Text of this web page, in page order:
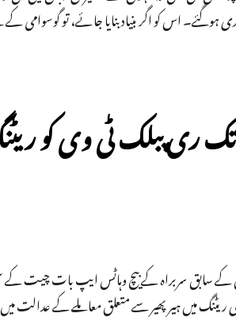
بری ہوگئے۔ اس کو اگر بنیاد بنایا جائے، تو
پبلک ٹی وی کو
سابق سربراہ کے بیچ وہاٹس ایپ بات چیت کے
ریٹنگ میں ہیرپھیر سے متعلق معاملے کے عدالت